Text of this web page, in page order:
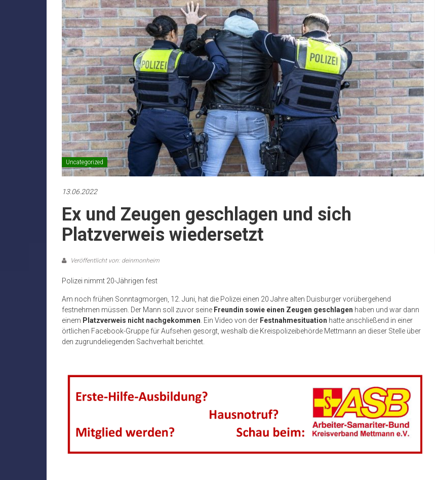
Uncategorized
13.06.2022
Ex und Zeugen geschlagen und sich
Platzverweis wiedersetzt
Veröffentlicht von: deinmonheim
Polizei nimmt 20-Jährigen fest
Am noch frühen Sonntagmorgen, 12. Juni, hat die Polizei einen 20 Jahre alten Duisburger vorübergehend
festnehmen müssen. Der Mann soll zuvor seine Freundin sowie einen Zeugen geschlagen haben und war dann
einem Platzverweis nicht nachgekommen . Ein Video von der Festnahmesituation hatte anschließend in einer
örtlichen Facebook-Gruppe für Aufsehen gesorgt, weshalb die Kreispolizeibehörde Mettmann an dieser Stelle über
den zugrundeliegenden Sachverhalt berichtet.